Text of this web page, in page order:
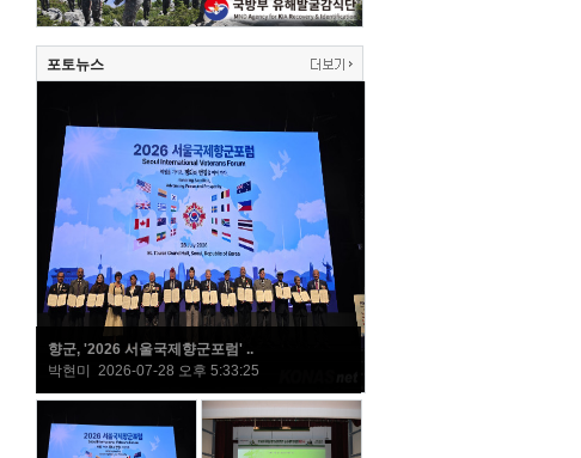
포토뉴스
향군, '2026 서울국제향군포럼' ..
박현미 2026-07-28 오후 5:33:25